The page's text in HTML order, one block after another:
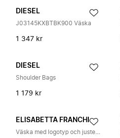
DIESEL
J03145KXBTBK900 Väska
1 347 kr
DIESEL
Shoulder Bags
1 179 kr
ELISABETTA FRANCHI
Väska med logotyp och justerbar axelrem